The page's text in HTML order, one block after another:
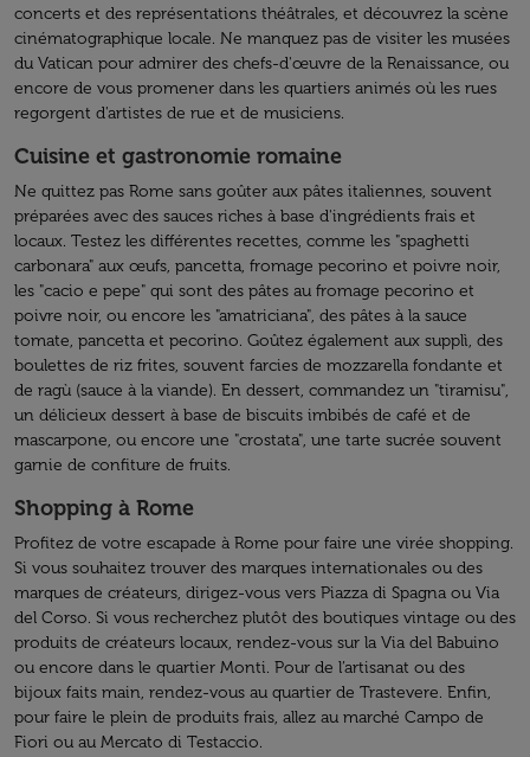
concerts et des représentations théâtrales, et découvrez la scène
cinématographique locale. Ne manquez pas de visiter les musées
du Vatican pour admirer des chefs-d'œuvre de la Renaissance, ou
encore de vous promener dans les quartiers animés où les rues
regorgent d'artistes de rue et de musiciens.
Cuisine et gastronomie romaine
Ne quittez pas Rome sans goûter aux pâtes italiennes, souvent
préparées avec des sauces riches à base d'ingrédients frais et
locaux. Testez les différentes recettes, comme les "spaghetti
carbonara" aux œufs, pancetta, fromage pecorino et poivre noir,
les "cacio e pepe" qui sont des pâtes au fromage pecorino et
poivre noir, ou encore les "amatriciana", des pâtes à la sauce
tomate, pancetta et pecorino. Goûtez également aux supplì, des
boulettes de riz frites, souvent farcies de mozzarella fondante et
de ragù (sauce à la viande). En dessert, commandez un "tiramisu",
un délicieux dessert à base de biscuits imbibés de café et de
mascarpone, ou encore une "crostata", une tarte sucrée souvent
garnie de confiture de fruits.
Shopping à Rome
Profitez de votre escapade à Rome pour faire une virée shopping.
Si vous souhaitez trouver des marques internationales ou des
marques de créateurs, dirigez-vous vers Piazza di Spagna ou Via
del Corso. Si vous recherchez plutôt des boutiques vintage ou des
produits de créateurs locaux, rendez-vous sur la Via del Babuino
ou encore dans le quartier Monti. Pour de l’artisanat ou des
bijoux faits main, rendez-vous au quartier de Trastevere. Enfin,
pour faire le plein de produits frais, allez au marché Campo de
Fiori ou au Mercato di Testaccio.